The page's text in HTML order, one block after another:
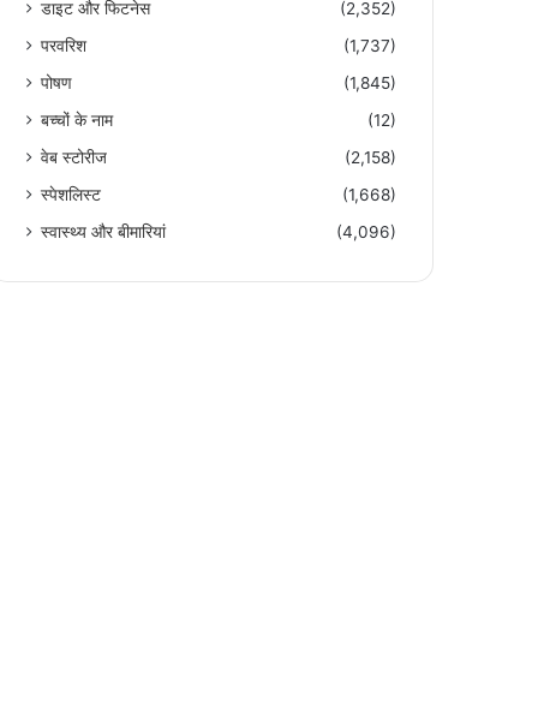
डाइट और फिटनेस
(2,352)
परवरिश
(1,737)
पोषण
(1,845)
बच्चों के नाम
(12)
वेब स्टोरीज
(2,158)
स्पेशलिस्ट
(1,668)
स्वास्थ्य और बीमारियां
(4,096)